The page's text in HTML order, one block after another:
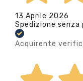
13 Aprile 2026
Spedizione
Acquirente